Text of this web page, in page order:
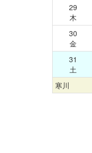
29
木
30
金
31
土
寒川